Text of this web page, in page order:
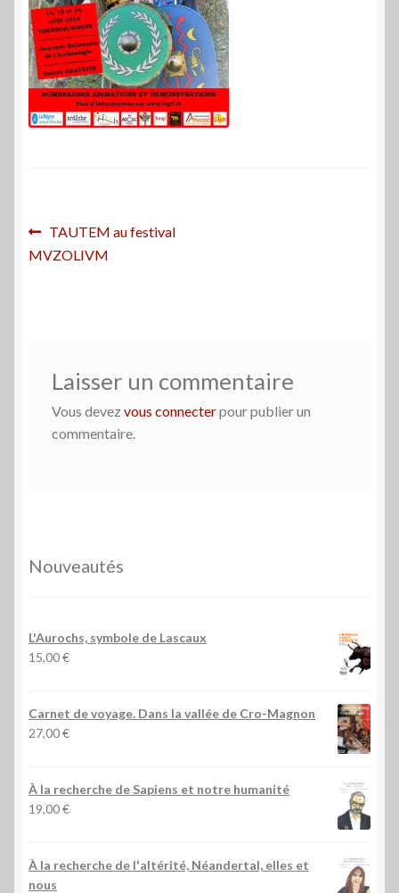
Navigation
de
Article
précédent :
TAUTEM au festival
MVZOLIVM
Laisser un commentaire
Vous devez vous connecterpour publier un
commentaire.
Nouveautés
L'Aurochs, symbole de Lascaux
15,00€
Carnet de voyage. Dans la vallée de Cro-Magnon
27,00€
À la recherche de Sapiens et notre humanité
19,00€
À la recherche de l'altérité, Néandertal, elles et
nous